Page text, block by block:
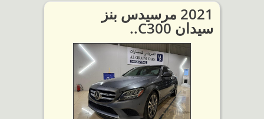
2021 مرسيدس بنز
سيدان C300..